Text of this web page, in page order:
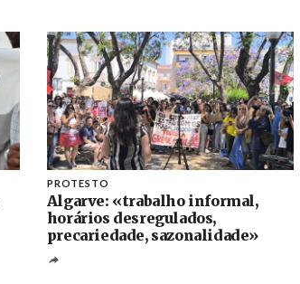
PROTESTO
Algarve: «trabalho informal,
horários desregulados,
precariedade, sazonalidade»